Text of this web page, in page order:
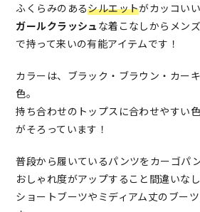
ふくらみのあるシルエットがカッコい
ガールクラッシュ な着こなしからメン
で持って来いの有能アイテムです！
カラーは、ブラック・ブラウン・カー
色。
持ち合わせのトップスに合わせやすい
がそろっています！
普段から履いているパンツをカーゴパ
おしゃれ度がアップすること間違いなし
ショートブーツやミディアム丈のブー